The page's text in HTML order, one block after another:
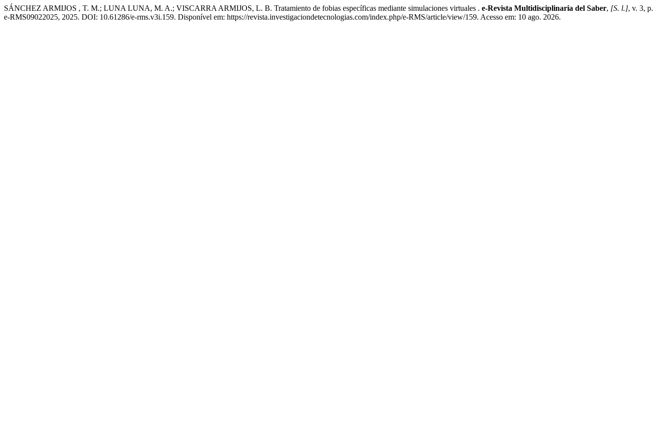
SÁNCHEZ ARMIJOS , T. M.; LUNA LUNA, M. A.; VISCARRA ARMIJOS, L. B. Tratamiento de fobias específicas mediante simulaciones virtuales . e-Revista Multidisciplinaria del Saber, [S. l.], v. 3, p.
e-RMS09022025, 2025. DOI: 10.61286/e-rms.v3i.159. Disponível em: https://revista.investigaciondetecnologias.com/index.php/e-RMS/article/view/159. Acesso em: 10 ago. 2026.